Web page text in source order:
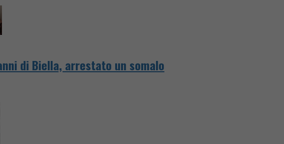
di Biella, arrestato un somalo